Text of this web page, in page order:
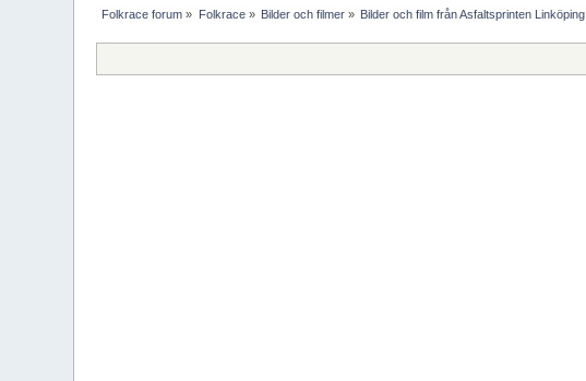
Folkrace forum » Folkrace» Bilder och filmer » Bilder och film från Asfaltsprinten Linköping